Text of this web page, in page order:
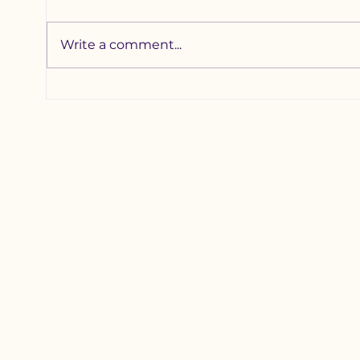
Write a comment...